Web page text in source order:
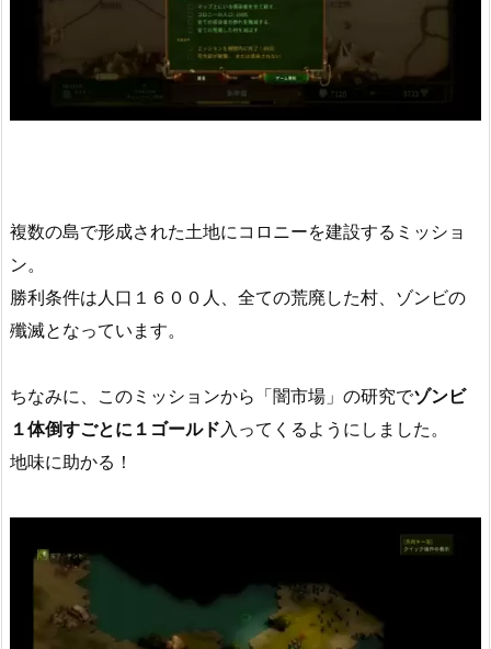
複数の島で形成された土地にコロニーを建設するミッショ
ン。
勝利条件は人口１６００人、全ての荒廃した村、ゾンビの
殲滅となっています。
ちなみに、このミッションから「闇市場」の研究でゾンビ
１体倒すごとに１ゴールド 入ってくるようにしました。
地味に助かる！